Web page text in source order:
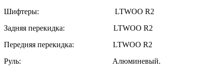
Шифтеры: LTWOO R2
Задняя перекидка: LTWOO R2
Передняя перекидка: LTWOO R2
Руль: Алюминевый.